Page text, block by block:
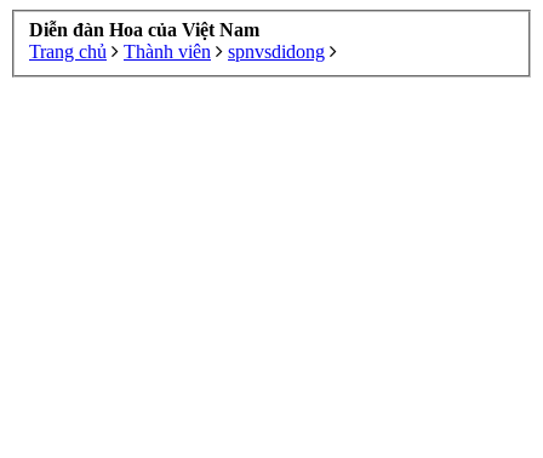
Diễn đàn Hoa của Việt Nam
Trang chủ
Thành viên spnvsdidong